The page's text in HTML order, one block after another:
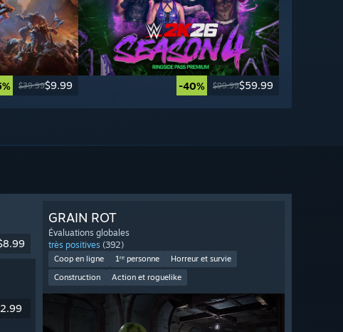
$39.99$9.99 -40% $99.99$59.99
GRAIN ROT
Évaluations globales
très positives (392)
Coop en ligne 1ʳᵉ personne
Horreur et survie
Construction
Action et roguelike